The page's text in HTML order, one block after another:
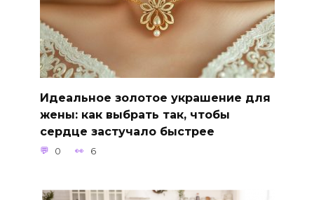
Идеальное золотое украшение для
жены: как выбрать так, чтобы
сердце застучало быстрее
0 6